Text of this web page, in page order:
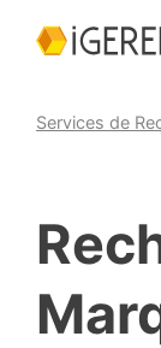
Services de